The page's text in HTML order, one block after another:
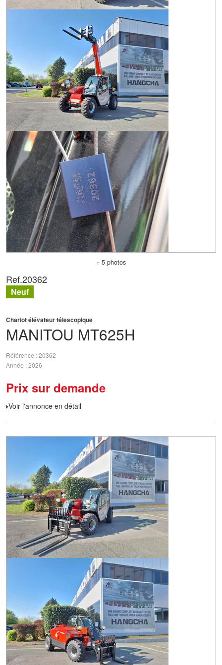
+ 5 photos
MANITOU MT625H
Chariot élévateur télescopique
Référence 20362
Année 2026
Prix sur demande
Voir l'annonce en détail
Ref.20362
Neuf